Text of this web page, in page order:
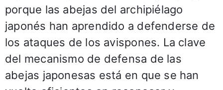
porque las abejas del archipiélago
japonés han aprendido a defenderse de
los ataques de los avispones. La clave
del mecanismo de defensa de las
abejas japonesas está en que se han